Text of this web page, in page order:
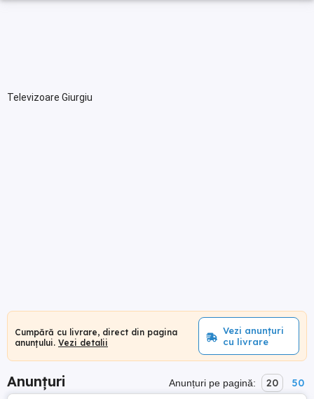
Televizoare Giurgiu
Cumpără cu livrare, direct din pagina
anunțului. Vezi detalii
Vezi anunțuri
cu livrare
Anunțuri Anunțuri pe pagină: 20 50